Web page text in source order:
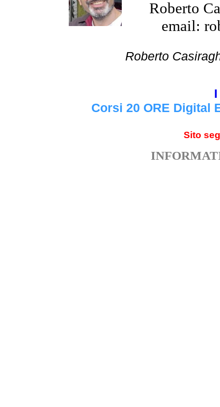
Roberto
email:
Roberto
Corsi 20 ORE Digital
Sito